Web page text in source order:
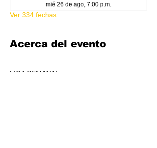
mié 26 de ago, 7:00 p.m.
Ver 334 fechas
Acerca del evento
LIGA SEMANAL